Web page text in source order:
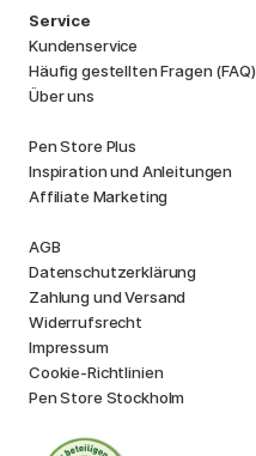
Service
Kundenservice
Häufig gestellten Fragen (FAQ)
Über uns
Pen Store Plus
Inspiration und Anleitungen
Affiliate Marketing
AGB
Datenschutzerklärung
Zahlung und Versand
Widerrufsrecht
Impressum
Cookie-Richtlinien
Pen Store Stockholm